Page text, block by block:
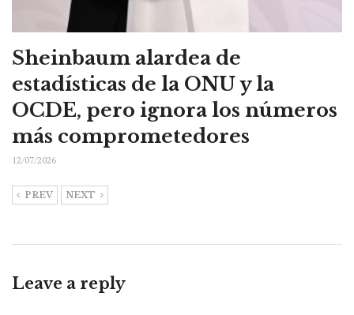
Sheinbaum alardea de
estadísticas de la ONU y la
OCDE, pero ignora los números
más comprometedores
12/07/2026
PREV NEXT
Leave a reply